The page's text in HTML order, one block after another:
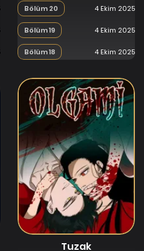
Bölüm 20 4 Ekim 2025
Bölüm 19 4 Ekim 2025
Bölüm 18 4 Ekim 2025
Tuzak